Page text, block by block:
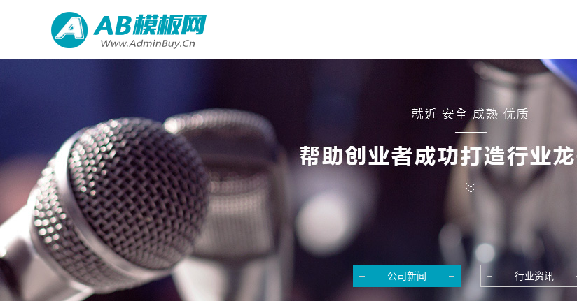
公司新闻 行业资讯